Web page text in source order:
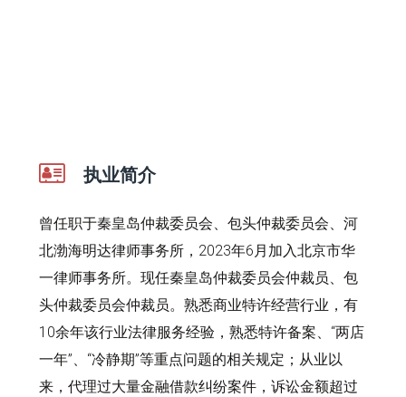
执业简介
曾任职于秦皇岛仲裁委员会、包头仲裁委员会、河
北渤海明达律师事务所，2023年6月加入北京市华
一律师事务所。现任秦皇岛仲裁委员会仲裁员、包
头仲裁委员会仲裁员。熟悉商业特许经营行业，有
10余年该行业法律服务经验，熟悉特许备案、“两店
一年”、“冷静期”等重点问题的相关规定；从业以
来，代理过大量金融借款纠纷案件，诉讼金额超过